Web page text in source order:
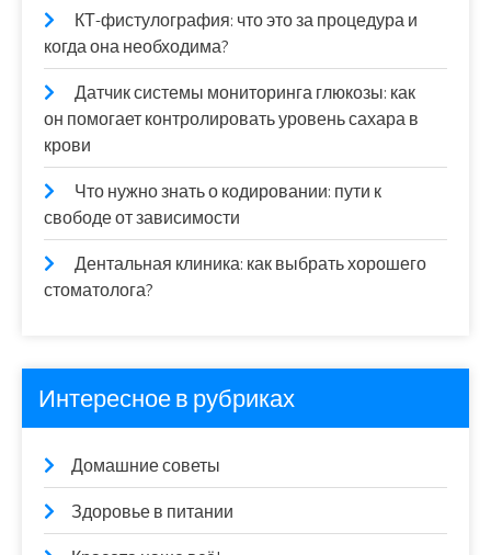
КТ-фистулография: что это за процедура и
когда она необходима?
Датчик системы мониторинга глюкозы: как
он помогает контролировать уровень сахара в
крови
Что нужно знать о кодировании: пути к
свободе от зависимости
Дентальная клиника: как выбрать хорошего
стоматолога?
Интересное в рубриках
Домашние советы
Здоровье в питании